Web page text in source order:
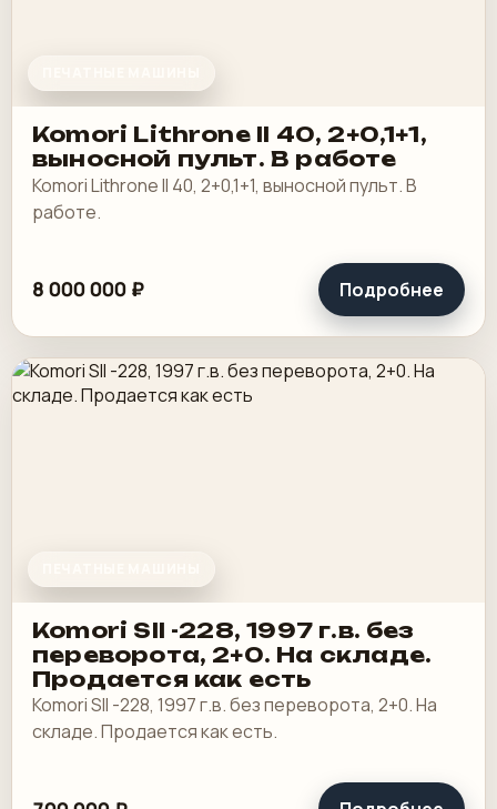
Komori Lithrone II 40, 2+0,1+1,
выносной пульт. В работе
Komori Lithrone II 40, 2+0,1+1, выносной пульт. В
работе.
8 000 000 ₽ Подробнее
Komori SII -228, 1997 г.в. без
переворота, 2+0. На складе.
Продается как есть
Komori SII -228, 1997 г.в. без переворота, 2+0. На
складе. Продается как есть.